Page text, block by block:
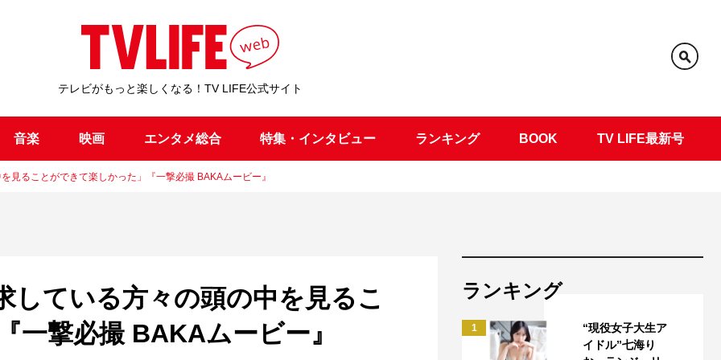
テレビがもっと楽しくなる！TV LIFE公式サイト
音楽 映画 エンタメ総合 特集・インタビュー ランキング BOOK TV LIFE最新号
見ることができて楽しかった」『一撃必撮 BAKAムービー』
している方々の頭の中を見るこ
一撃必撮 BAKAムービー』
ランキング
1
“現役女子大生ア
イドル”七海り